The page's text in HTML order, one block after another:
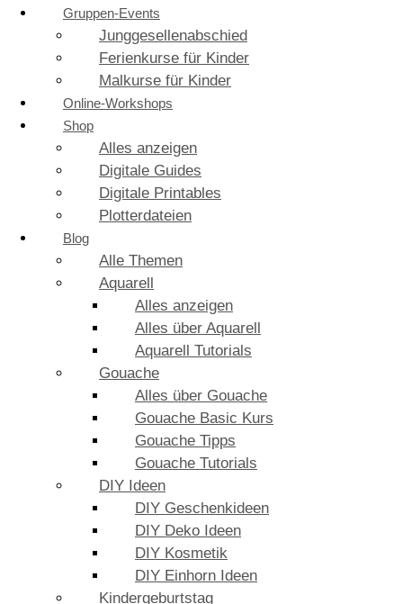
Gruppen-Events
Junggesellenabschied
Ferienkurse für Kinder
Malkurse für Kinder
Online-Workshops
Shop
Alles anzeigen
Digitale Guides
Digitale Printables
Plotterdateien
Blog
Alle Themen
Aquarell
Alles anzeigen
Alles über Aquarell
Aquarell Tutorials
Gouache
Alles über Gouache
Gouache Basic Kurs
Gouache Tipps
Gouache Tutorials
DIY Ideen
DIY Geschenkideen
DIY Deko Ideen
DIY Kosmetik
DIY Einhorn Ideen
Kindergeburtstag